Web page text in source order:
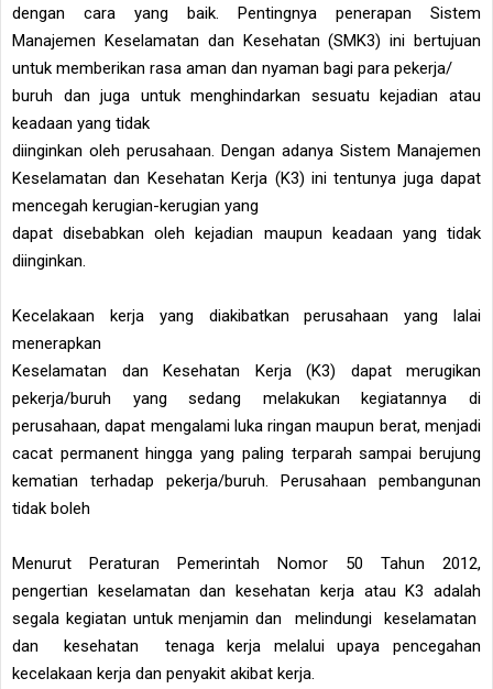
dengan cara yang baik. Pentingnya penerapan Sistem
Manajemen Keselamatan dan Kesehatan (SMK3) ini bertujuan
untuk memberikan rasa aman dan nyaman bagi para pekerja/
buruh dan juga untuk menghindarkan sesuatu kejadian atau
keadaan yang tidak
diinginkan oleh perusahaan. Dengan adanya Sistem Manajemen
Keselamatan dan Kesehatan Kerja (K3) ini tentunya juga dapat
mencegah kerugian-kerugian yang
dapat disebabkan oleh kejadian maupun keadaan yang tidak
diinginkan.
Kecelakaan kerja yang diakibatkan perusahaan yang lalai
menerapkan
Keselamatan dan Kesehatan Kerja (K3) dapat merugikan
pekerja/buruh yang sedang melakukan kegiatannya di
perusahaan, dapat mengalami luka ringan maupun berat, menjadi
cacat permanent hingga yang paling terparah sampai berujung
kematian terhadap pekerja/buruh. Perusahaan pembangunan
tidak boleh
Menurut Peraturan Pemerintah Nomor 50 Tahun 2012,
pengertian keselamatan dan kesehatan kerja atau K3 adalah
segala kegiatan untuk menjamin dan melindungi keselamatan
dan kesehatan tenaga kerja melalui upaya pencegahan
kecelakaan kerja dan penyakit akibat kerja.